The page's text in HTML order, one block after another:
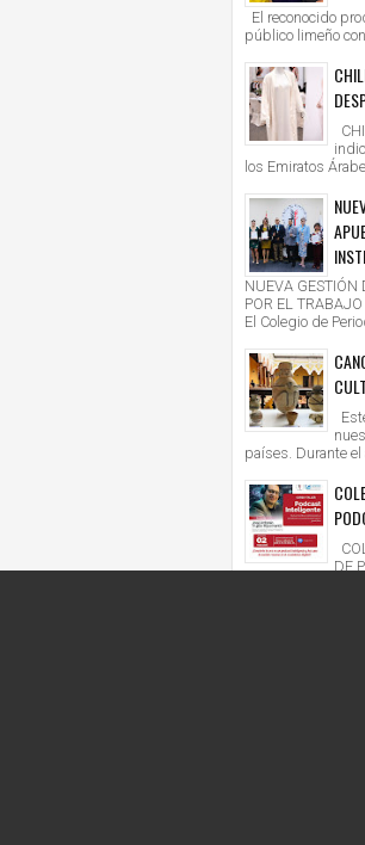
El reconocido
público limeño
los Emiratos
NUEVA GESTIÓN
POR EL
El Colegio de
países. Durante el
DE